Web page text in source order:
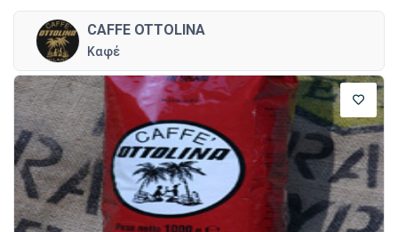
CAFFE OTTOLINA
Καφέ